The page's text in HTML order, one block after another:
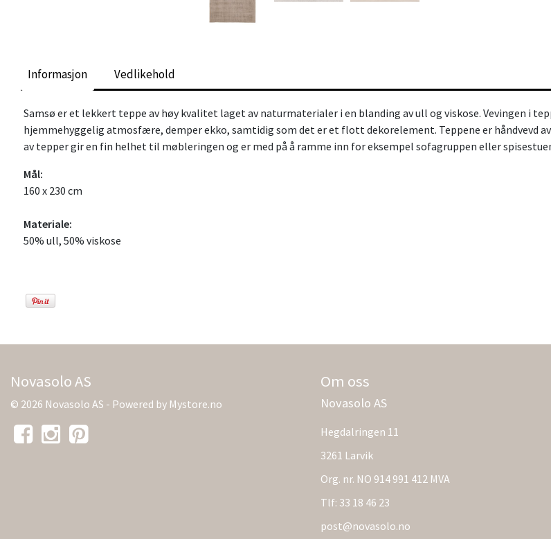
Informasjon Vedlikehold
Samsø er et lekkert teppe av høy kvalitet laget av naturmaterialer i en blanding av ull og viskose. Vevingen i
hjemmehyggelig atmosfære, demper ekko, samtidig som det er et flott dekorelement. Teppene er håndvevd
av tepper gir en fin helhet til møbleringen og er med på å ramme inn for eksempel sofagruppen eller
Mål:
160 x 230 cm
Materiale:
50% ull, 50% viskose
Novasolo AS
© 2026 Novasolo AS - Powered by Mystore.no
Om oss
Novasolo AS
Hegdalringen 11
3261 Larvik
Org. nr. NO 914 991 412 MVA
Tlf: 33 18 46 23
post@novasolo.no